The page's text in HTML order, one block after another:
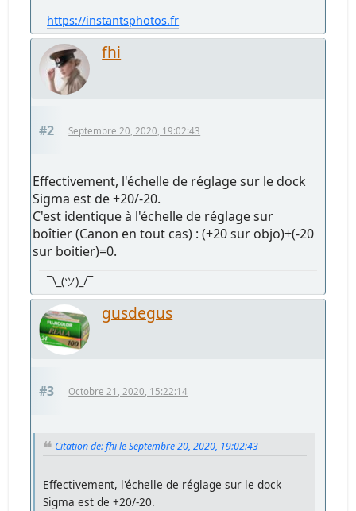
https://instantsphotos.fr
fhi
#2 Septembre 20, 2020, 19:02:43
Effectivement, l'échelle de réglage sur le dock
Sigma est de +20/-20.
C'est identique à l'échelle de réglage sur
boîtier (Canon en tout cas) : (+20 sur objo)+(-20
sur boitier)=0.
¯\_(ツ)_/¯
gusdegus
#3 Octobre 21, 2020, 15:22:14
Citation de: fhi le Septembre 20, 2020, 19:02:43
Effectivement, l'échelle de réglage sur le dock
Sigma est de +20/-20.